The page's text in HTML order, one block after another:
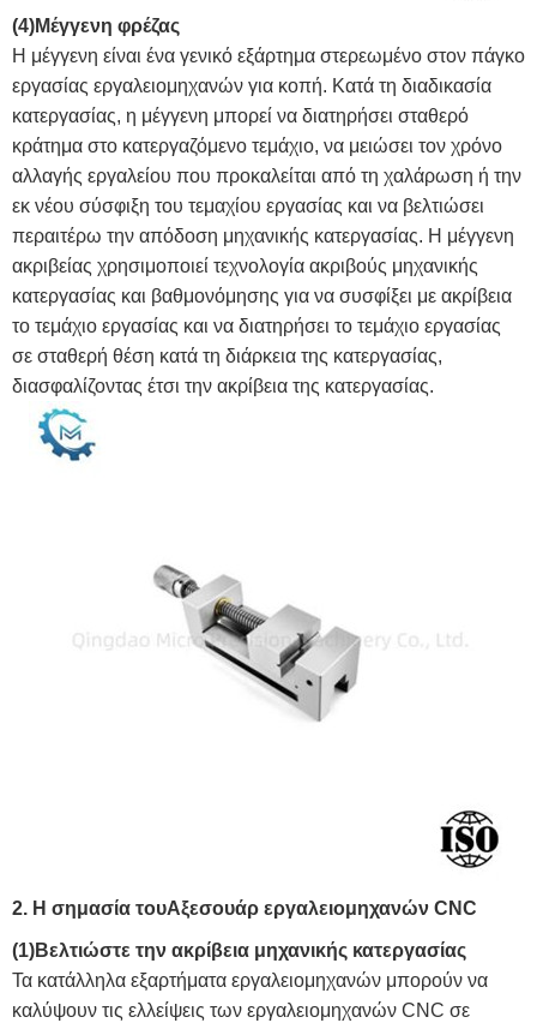
(4)Μέγγενη φρέζας
Η μέγγενη είναι ένα γενικό εξάρτημα στερεωμένο στον πάγκο
εργασίας εργαλειομηχανών για κοπή. Κατά τη διαδικασία
κατεργασίας, η μέγγενη μπορεί να διατηρήσει σταθερό
κράτημα στο κατεργαζόμενο τεμάχιο, να μειώσει τον χρόνο
αλλαγής εργαλείου που προκαλείται από τη χαλάρωση ή την
εκ νέου σύσφιξη του τεμαχίου εργασίας και να βελτιώσει
περαιτέρω την απόδοση μηχανικής κατεργασίας. Η μέγγενη
ακριβείας χρησιμοποιεί τεχνολογία ακριβούς μηχανικής
κατεργασίας και βαθμονόμησης για να συσφίξει με ακρίβεια
το τεμάχιο εργασίας και να διατηρήσει το τεμάχιο εργασίας
σε σταθερή θέση κατά τη διάρκεια της κατεργασίας,
διασφαλίζοντας έτσι την ακρίβεια της κατεργασίας.
2. Η σημασία τουΑξεσουάρ εργαλειομηχανών CNC
(1)Βελτιώστε την ακρίβεια μηχανικής κατεργασίας
Τα κατάλληλα εξαρτήματα εργαλειομηχανών μπορούν να
καλύψουν τις ελλείψεις των εργαλειομηχανών CNC σε